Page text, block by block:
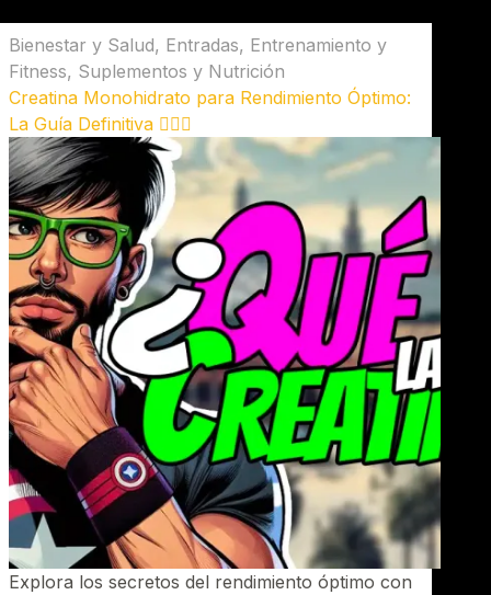
Bienestar y Salud, Entradas, Entrenamiento y
Fitness, Suplementos y Nutrición
Creatina Monohidrato para Rendimiento Óptimo:
La Guía Definitiva 🏋️‍♂️💥
Explora los secretos del rendimiento óptimo con